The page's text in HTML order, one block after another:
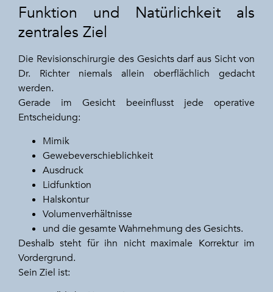
Funktion und Natürlichkeit als
zentrales Ziel
Die Revisionschirurgie des Gesichts darf aus Sicht von
Dr. Richter niemals allein oberflächlich gedacht
werden.
Gerade im Gesicht beeinflusst jede operative
Entscheidung:
Mimik
Gewebeverschieblichkeit
Ausdruck
Lidfunktion
Halskontur
Volumenverhältnisse
und die gesamte Wahrnehmung des Gesichts.
Deshalb steht für ihn nicht maximale Korrektur im
Vordergrund.
Sein Ziel ist: